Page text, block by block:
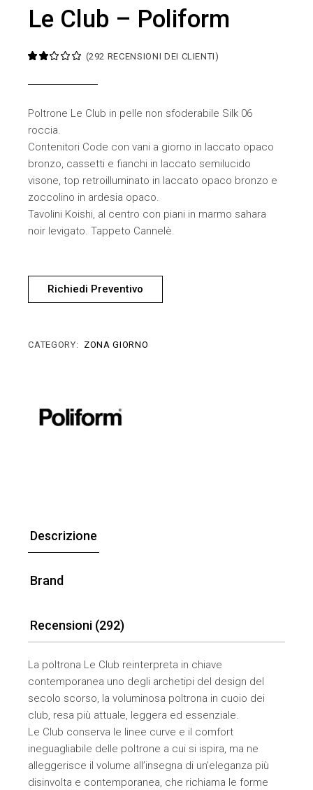
Le Club – Poliform
(292 RECENSIONI DEI CLIENTI)
Poltrone Le Club in pelle non sfoderabile Silk 06
roccia.
Contenitori Code con vani a giorno in laccato opaco
bronzo, cassetti e fianchi in laccato semilucido
visone, top retroilluminato in laccato opaco bronzo e
zoccolino in ardesia opaco.
Tavolini Koishi, al centro con piani in marmo sahara
noir levigato. Tappeto Cannelè.
Richiedi Preventivo
CATEGORY: ZONA GIORNO
Descrizione
Brand
Recensioni (292)
La poltrona Le Club reinterpreta in chiave
contemporanea uno degli archetipi del design del
secolo scorso, la voluminosa poltrona in cuoio dei
club, resa più attuale, leggera ed essenziale.
Le Club conserva le linee curve e il comfort
ineguagliabile delle poltrone a cui si ispira, ma ne
alleggerisce il volume all’insegna di un’eleganza più
disinvolta e contemporanea, che richiama le forme